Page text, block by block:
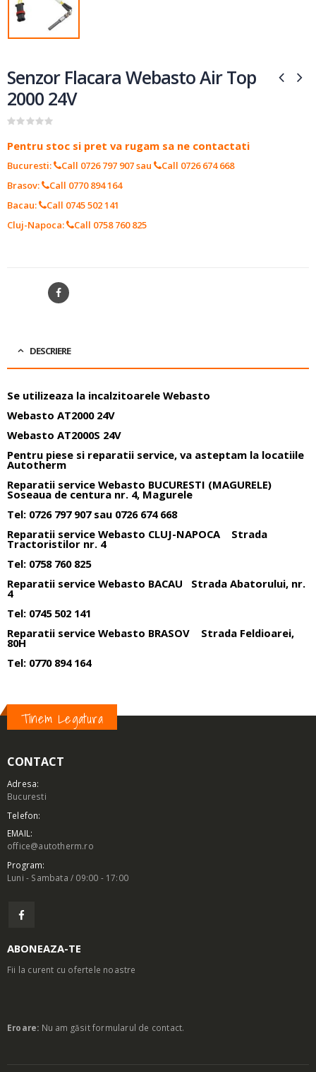
Senzor Flacara Webasto Air Top
2000 24V
Pentru stoc si pret va rugam sa ne contactati
Bucuresti: Call 0726 797 907sau
Call 0726 674 668
Brasov:
Call 0770 894 164
Bacau:
Call 0745 502 141
Cluj-Napoca:
Call 0758 760 825
DESCRIERE
Se utilizeaza la incalzitoarele Webasto
Webasto AT2000 24V
Webasto AT2000S 24V
Pentru piese si reparatii service, va asteptam la locatiile
Autotherm
Reparatii service Webasto BUCURESTI (MAGURELE)
Soseaua de centura nr. 4, Magurele
Tel: 0726 797 907 sau 0726 674 668
Reparatii service Webasto CLUJ-NAPOCA Strada
Tractoristilor nr. 4
Tel: 0758 760 825
Reparatii service Webasto BACAU Strada Abatorului, nr.
4
Tel: 0745 502 141
Reparatii service Webasto BRASOV Strada Feldioarei,
80H
Tel: 0770 894 164
Tinem Legatura
CONTACT
Adresa:
Bucuresti
Telefon:
EMAIL:
office@autotherm.ro
Program:
Luni - Sambata / 09:00 - 17:00
ABONEAZA-TE
Fii la curent cu ofertele noastre
Eroare: Nu am găsit formularul de contact.